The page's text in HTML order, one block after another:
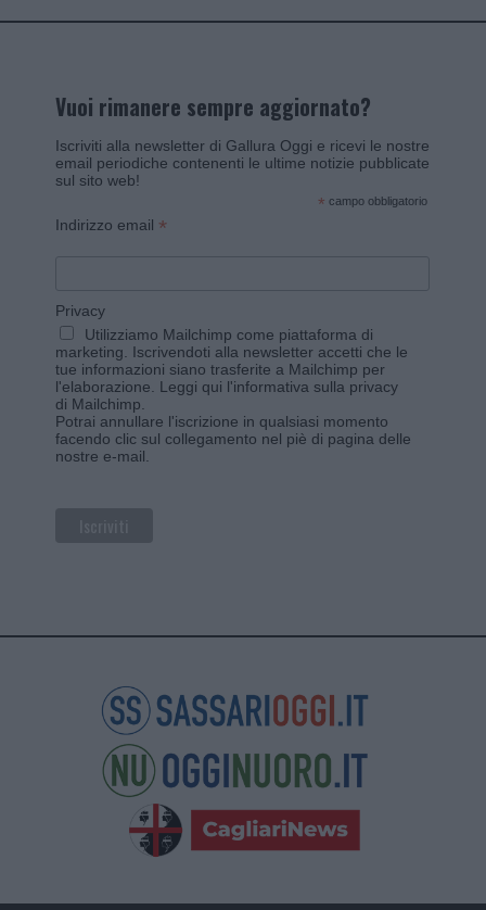
Vuoi rimanere sempre aggiornato?
Iscriviti alla newsletter di Gallura Oggi e ricevi le nostre
email periodiche contenenti le ultime notizie pubblicate
sul sito web!
* campo obbligatorio
Indirizzo email *
Privacy
Utilizziamo Mailchimp come piattaforma di
marketing. Iscrivendoti alla newsletter accetti che le
tue informazioni siano trasferite a Mailchimp per
l'elaborazione. Leggi qui l'informativa sulla privacy
di Mailchimp.
Potrai annullare l'iscrizione in qualsiasi momento
facendo clic sul collegamento nel piè di pagina delle
nostre e-mail.